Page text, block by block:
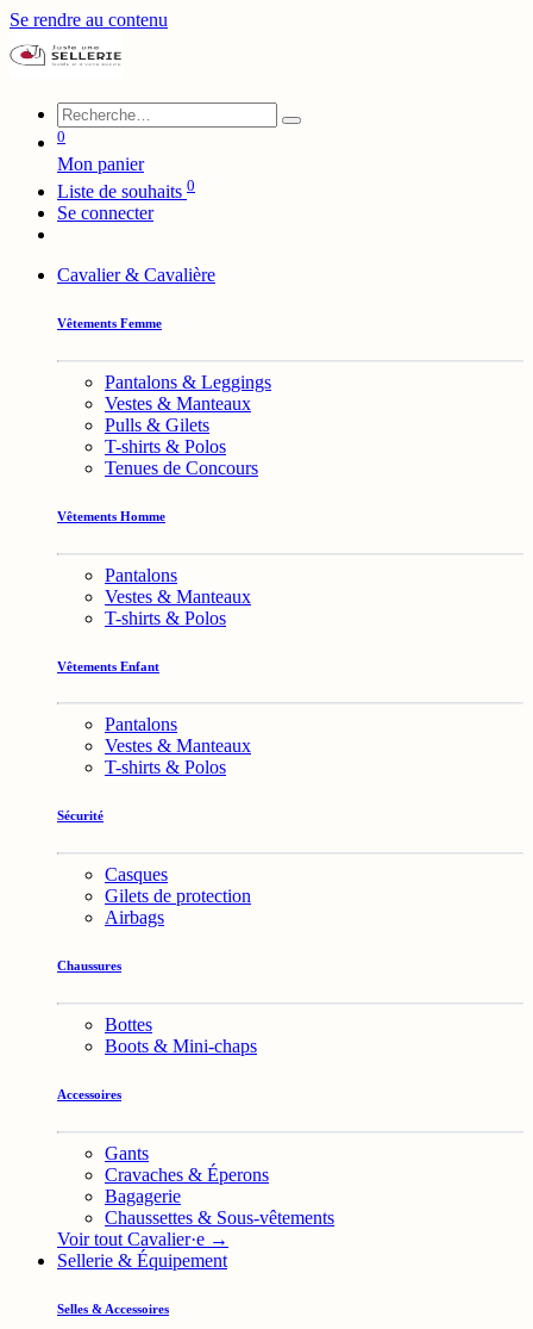
Se rendre au contenu
0
Mon panier
Liste de souhaits 0
Se connecter
Cavalier & Cavalière
Vêtements Femme
Pantalons & Leggings
Vestes & Manteaux
Pulls & Gilets
T-shirts & Polos
Tenues de Concours
Vêtements Homme
Pantalons
Vestes & Manteaux
T-shirts & Polos
Vêtements Enfant
Pantalons
Vestes & Manteaux
T-shirts & Polos
Sécurité
Casques
Gilets de protection
Airbags
Chaussures
Bottes
Boots & Mini-chaps
Accessoires
Gants
Cravaches & Éperons
Bagagerie
Chaussettes & Sous-vêtements
Voir tout Cavalier·e →
Sellerie & Équipement
Selles & Accessoires